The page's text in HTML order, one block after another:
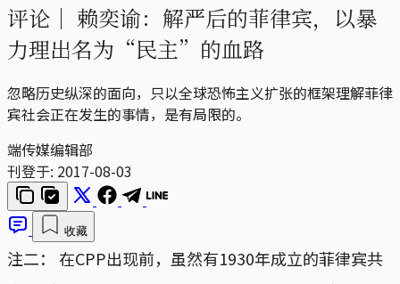
评论｜ 赖奕谕：解严后的菲律宾，以暴
力理出名为“民主”的血路
忽略历史纵深的面向，只以全球恐怖主义扩张的框架理解菲律
宾社会正在发生的事情，是有局限的。
端传媒编辑部
刊登于: 2017-08-03
收藏
注二： 在CPP出现前，虽然有1930年成立的菲律宾共